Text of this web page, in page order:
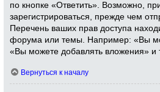
по кнопке «Ответить». Возможно,
зарегистрироваться, прежде чем
Перечень ваших прав доступа
форума или темы. Например: «Вы
«Вы можете добавлять вложения» и
Вернуться к началу